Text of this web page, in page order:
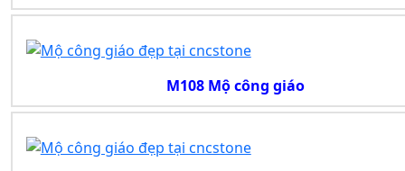
M108 Mộ công giáo